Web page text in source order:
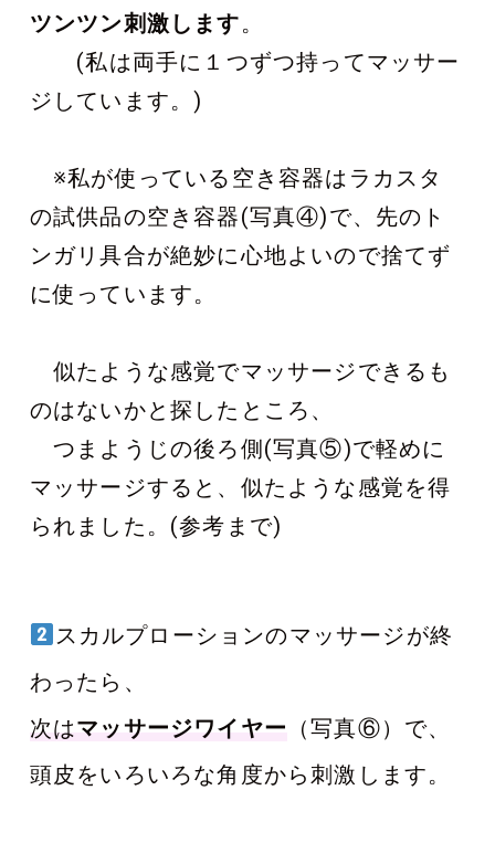
ツンツン刺激します。
(私は両手に１つずつ持ってマッサー
ジしています。)
※私が使っている空き容器はラカスタ
の試供品の空き容器(写真④)で、先のト
ンガリ具合が絶妙に心地よいので捨てず
に使っています。
似たような感覚でマッサージできるも
のはないかと探したところ、
つまようじの後ろ側(写真⑤)で軽めに
マッサージすると、似たような感覚を得
られました。(参考まで)
スカルプローションのマッサージが終
わったら、
次はマッサージワイヤー （写真⑥）で、
頭皮をいろいろな角度から刺激します。